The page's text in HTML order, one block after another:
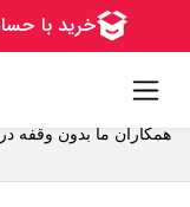
همکاران ما بدون